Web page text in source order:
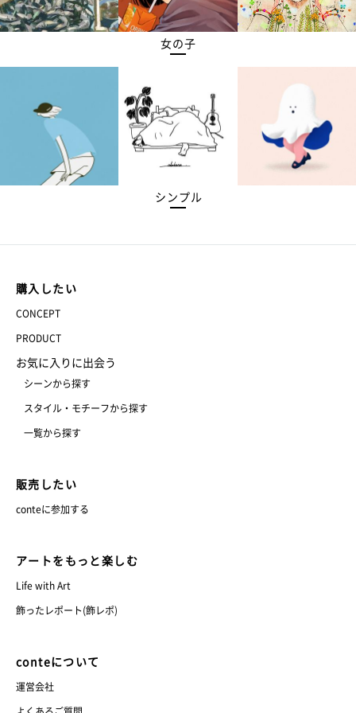
女の子
シンプル
購入したい
CONCEPT
PRODUCT
お気に入りに出会う
シーンから探す
スタイル・モチーフから探す
一覧から探す
販売したい
conteに参加する
アートをもっと楽しむ
Life with Art
飾ったレポート(飾レポ)
conteについて
運営会社